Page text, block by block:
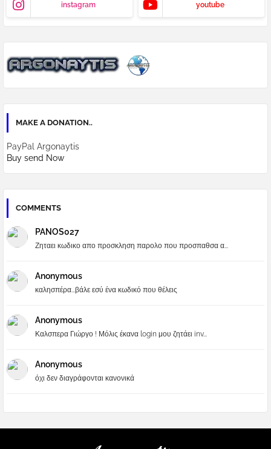
instagram youtube
MAKE A DONATION..
PayPal Argonaytis
Buy send Now
COMMENTS
PANOS027
Ζηταει κωδικο απο προσκληση παρολο που προσπαθσα α...
Anonymous
καλησπέρα...βάλε εσύ ένα κωδικό που θέλεις
Anonymous
Καλσπερα Γιώργο ! Μόλις έκανα login μου ζητάει inv...
Anonymous
όχι δεν διαγράφονται κανονικά